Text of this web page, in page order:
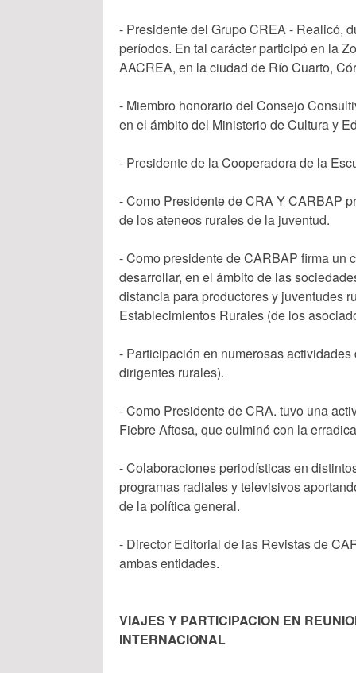
- Presidente del Grupo CREA - Realicó,
períodos. En tal carácter participó en la
AACREA, en la ciudad de Río Cuarto,
- Miembro honorario del Consejo
en el ámbito del Ministerio de Cultura y
- Presidente de la Cooperadora de la
- Como Presidente de CRA Y CARBAP
de los ateneos rurales de la juventud.
- Como presidente de CARBAP firma un
desarrollar, en el ámbito de las
distancia para productores y juventudes
Establecimientos Rurales (de los
- Participación en numerosas
dirigentes rurales).
- Como Presidente de CRA. tuvo una
Fiebre Aftosa, que culminó con la
- Colaboraciones periodísticas en
programas radiales y televisivos
de la política general.
- Director Editorial de las Revistas de
ambas entidades.
VIAJES Y PARTICIPACION EN
INTERNACIONAL